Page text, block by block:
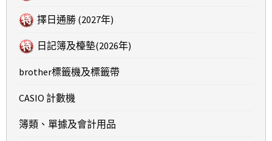
擇日通勝 (2027年)
日記簿及檯墊(2026年)
brother標籤機及標籤帶
CASIO 計數機
簿類、單據及會計用品